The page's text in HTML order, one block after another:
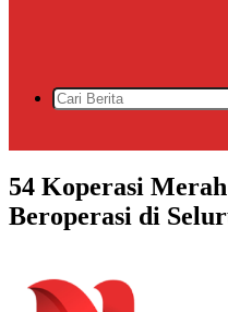
54 Koperasi
Beroperasi di